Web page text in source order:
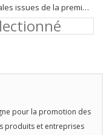
la première pression à froid
pour la promotion des
produits et entreprises